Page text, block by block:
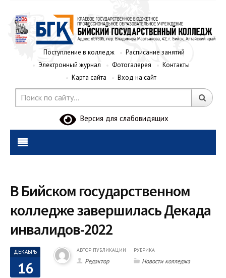
Поступление в колледж
Расписание занятий
Электронный журнал
Фотогалерея
Контакты
Карта сайта
Вход на сайт
Версия для слабовидящих
В Бийском государственном
колледже завершилась Декада
инвалидов-2022
ДЕКАБРЬ
16
АВТОР ПУБЛИКАЦИИ
Редактор
РУБРИКА
Новости колледжа